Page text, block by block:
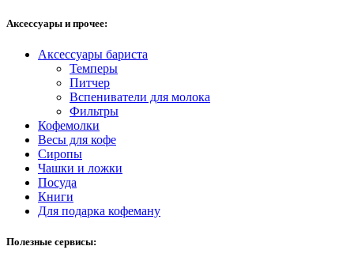
Аксессуары и прочее:
Аксессуары бариста
Темперы
Питчер
Вспениватели для молока
Фильтры
Кофемолки
Весы для кофе
Сиропы
Чашки и ложки
Посуда
Книги
Для подарка кофеману
Полезные сервисы: